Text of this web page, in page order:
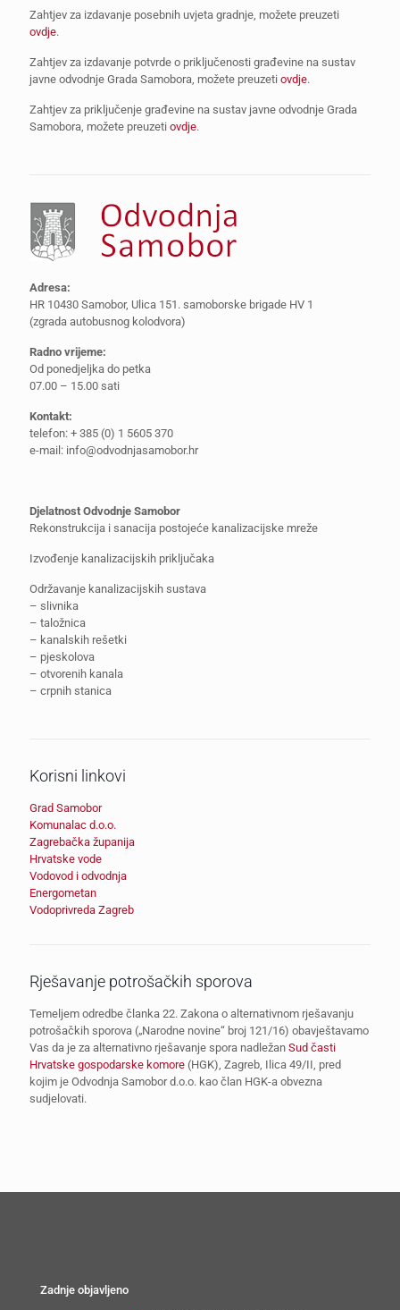
Zahtjev za izdavanje posebnih uvjeta gradnje, možete preuzeti
ovdje.
Zahtjev za izdavanje potvrde o priključenosti građevine na sustav
javne odvodnje Grada Samobora, možete preuzeti ovdje.
Zahtjev za priključenje građevine na sustav javne odvodnje Grada
Samobora, možete preuzeti ovdje.
Adresa:
HR 10430 Samobor, Ulica 151. samoborske brigade HV 1
(zgrada autobusnog kolodvora)
Radno vrijeme:
Od ponedjeljka do petka
07.00 – 15.00 sati
Kontakt:
telefon: + 385 (0) 1 5605 370
e-mail: info@odvodnjasamobor.hr
Djelatnost Odvodnje Samobor
Rekonstrukcija i sanacija postojeće kanalizacijske mreže
Izvođenje kanalizacijskih priključaka
Održavanje kanalizacijskih sustava
– slivnika
– taložnica
– kanalskih rešetki
– pjeskolova
– otvorenih kanala
– crpnih stanica
Korisni linkovi
Grad Samobor
Komunalac d.o.o.
Zagrebačka županija
Hrvatske vode
Vodovod i odvodnja
Energometan
Vodoprivreda Zagreb
Rješavanje potrošačkih sporova
Temeljem odredbe članka 22. Zakona o alternativnom rješavanju
potrošačkih sporova („Narodne novine“ broj 121/16) obavještavamo
Vas da je za alternativno rješavanje spora nadležan Sud časti
Hrvatske gospodarske komore (HGK), Zagreb, Ilica 49/II, pred
kojim je Odvodnja Samobor d.o.o. kao član HGK-a obvezna
sudjelovati.
Zadnje objavljeno